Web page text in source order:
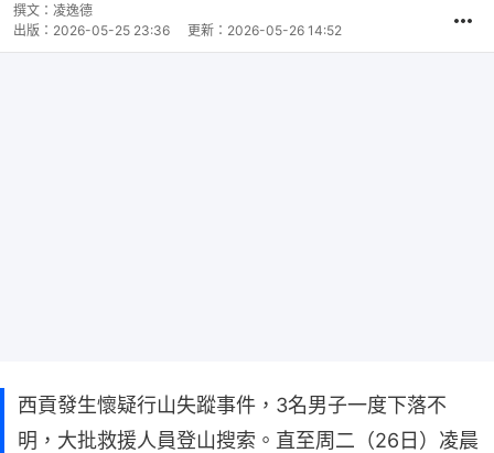
撰文： 凌逸德
出版： 2026-05-25 23:36 更新： 2026-05-26 14:52
西貢發生懷疑行山失蹤事件，3名男子一度下落不
明，大批救援人員登山搜索。直至周二（26日）凌晨